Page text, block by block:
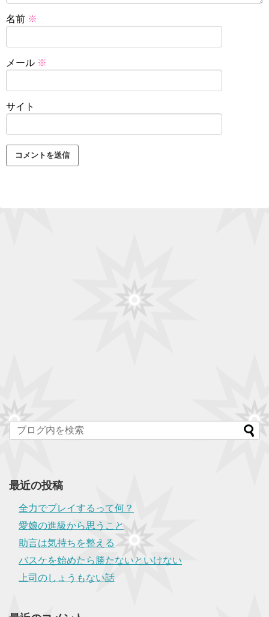
名前 ※
メール ※
サイト
最近の投稿
全力でプレイするって何？
愛娘の進級から思うこと
助言は気持ちを整える
バスケを始めたら勝たないといけない
上司のしょうもない話